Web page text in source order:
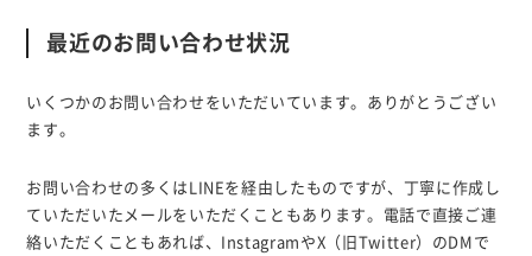
最近のお問い合わせ状況
いくつかのお問い合わせをいただいています。ありがとうござい
ます。
お問い合わせの多くはLINEを経由したものですが、丁寧に作成し
ていただいたメールをいただくこともあります。電話で直接ご連
絡いただくこともあれば、InstagramやX（旧Twitter）のDMで